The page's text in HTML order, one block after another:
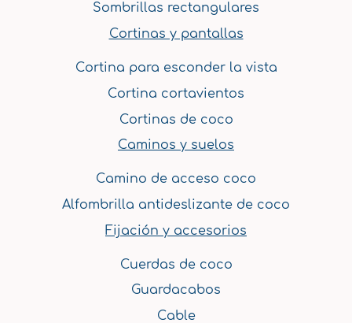
Sombrillas rectangulares
Cortinas y pantallas
Cortina para esconder la vista
Cortina cortavientos
Cortinas de coco
Caminos y suelos
Camino de acceso coco
Alfombrilla antideslizante de coco
Fijación y accesorios
Cuerdas de coco
Guardacabos
Cable